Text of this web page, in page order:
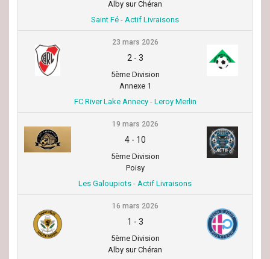
Alby sur Chéran
Saint Fé - Actif Livraisons
23 mars 2026
2 - 3
5ème Division
Annexe 1
FC River Lake Annecy - Leroy Merlin
19 mars 2026
4- 10
5ème Division
Poisy
Les Galoupiots - Actif Livraisons
16 mars 2026
1 - 3
5ème Division
Alby sur Chéran